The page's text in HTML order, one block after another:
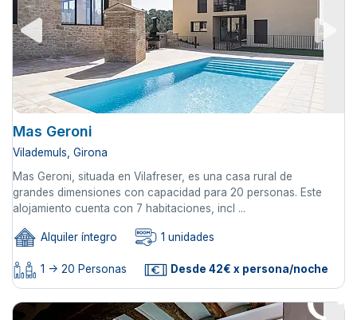
Mas Geroni
Vilademuls, Girona
Mas Geroni, situada en Vilafreser, es una casa rural de
grandes dimensiones con capacidad para 20 personas. Este
alojamiento cuenta con 7 habitaciones, incl ...
Alquiler íntegro 1 unidades
1 -> 20 Personas Desde 42€ x persona/noche